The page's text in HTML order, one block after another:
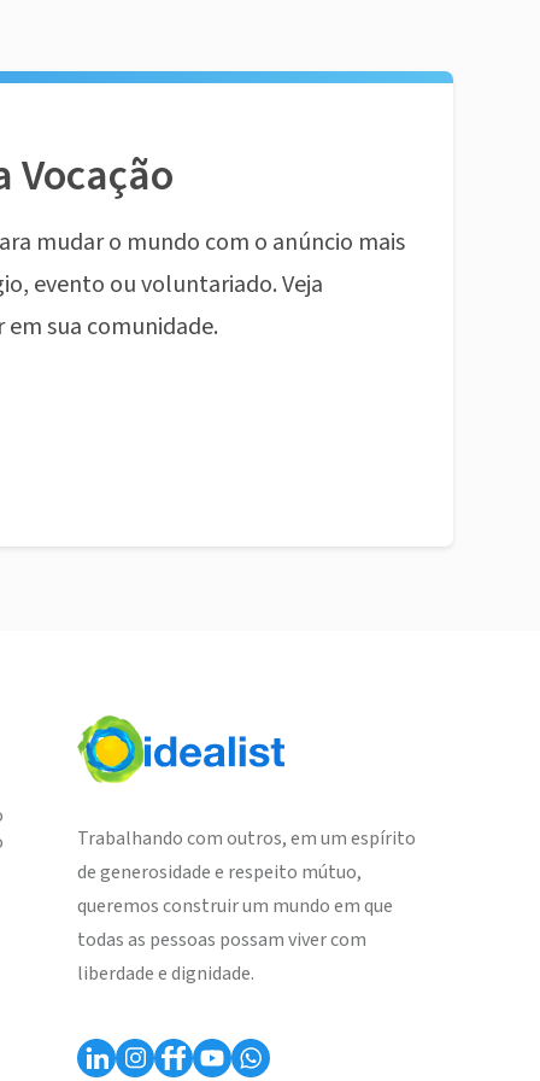
Vocação
mudar o mundo com o anúncio mais
evento ou voluntariado. Veja
sua comunidade.
Trabalhando com outros, em um espírito
de generosidade e respeito mútuo,
queremos construir um mundo em que
todas as pessoas possam viver com
liberdade e dignidade.